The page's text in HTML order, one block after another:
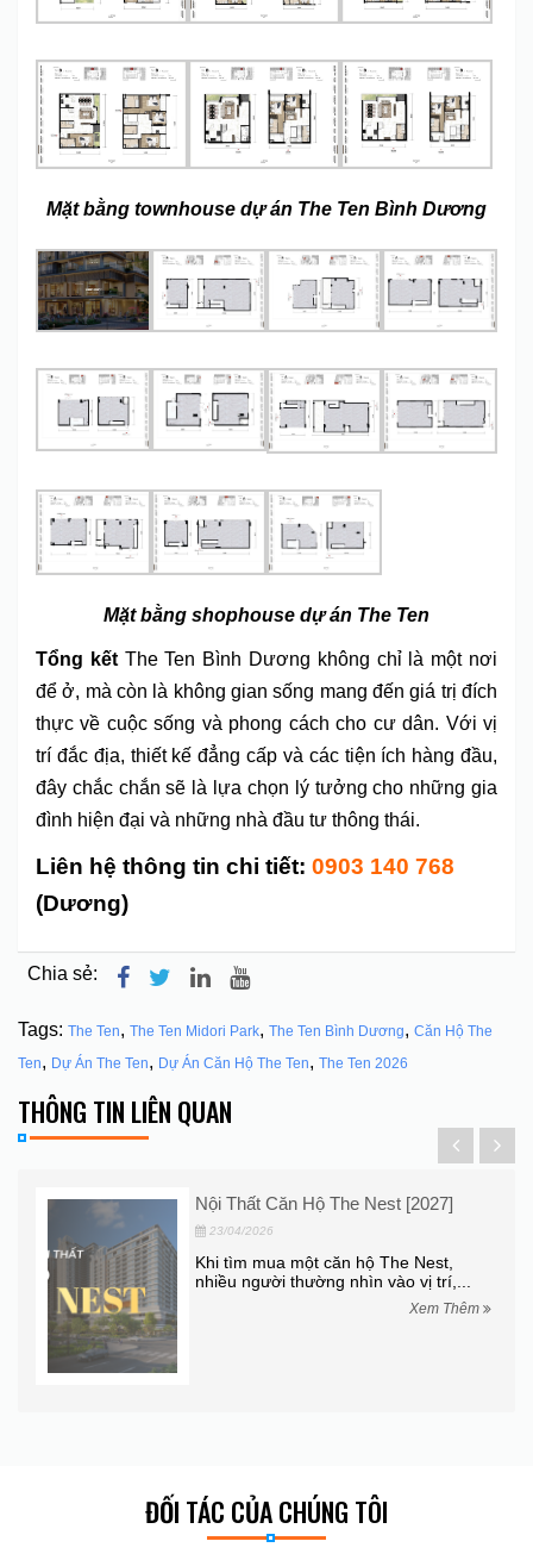
Mặt bằng townhouse dự án The Ten Bình Dương
Mặt bằng shophouse dự án The Ten
Tổng kếtThe Ten Bình Dương không chỉ là một nơi
để ở, mà còn là không gian sống mang đến giá trị đích
thực về cuộc sống và phong cách cho cư dân. Với vị
trí đắc địa, thiết kế đẳng cấp và các tiện ích hàng đầu,
đây chắc chắn sẽ là lựa chọn lý tưởng cho những gia
đình hiện đại và những nhà đầu tư thông thái.
Liên hệ thông tin chi tiết: 0903 140 768
(Dương)
Chia sẻ:
Tags: The Ten, The Ten Midori Park, The Ten Bình Dương, Căn Hộ The
Ten, Dự Án The Ten, Dự Án Căn Hộ The Ten, The Ten 2026
THÔNG TIN LIÊN QUAN
Hộ The Nest [2027]
một căn hộ The Nest,
thường nhìn vào vị trí,...
Xem Thêm
The Aspira – Căn
The Aspira Dĩ An:
trí, tiện ích, chính
ĐỐI TÁC CỦA CHÚNG TÔI